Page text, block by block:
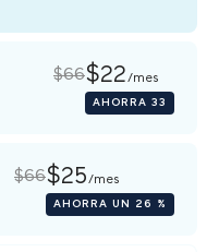
$66$22/mes
AHORRA 33
$66$25/mes
AHORRA UN 26 %